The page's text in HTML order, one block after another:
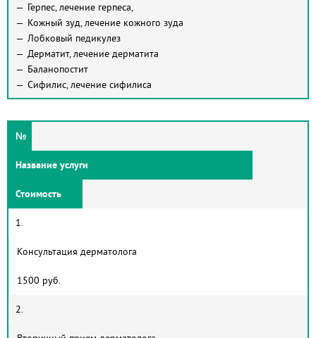
Герпес, лечение герпеса,
Кожный зуд, лечение кожного зуда
Лобковый педикулез
Дерматит, лечение дерматита
Баланопостит
Сифилис, лечение сифилиса
№
Название услуги
Стоимость
1.
Консультация дерматолога
1500 руб.
2.